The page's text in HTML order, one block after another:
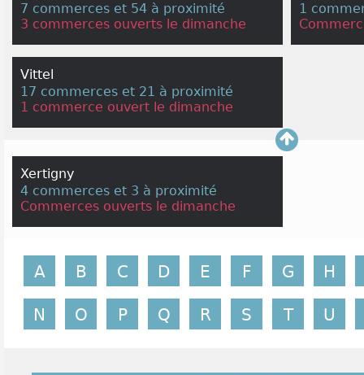
7 commerces et 54 à proximité
3 commerces ouverts le dimanche
1
Vittel
17 commerces et 21 à proximité
1 commerce ouvert le dimanche
Xertigny
4 commerces et 3 à proximité
Commerces ouverts le dimanche
A B C D E F G H
N O P Q R S T U